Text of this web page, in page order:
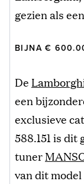
gezien als
BIJNA €
De
een
exclusieve
588.151 is dit
tuner
van dit